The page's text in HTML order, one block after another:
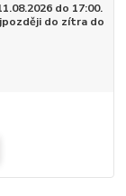
do 17:00.
do zítra do